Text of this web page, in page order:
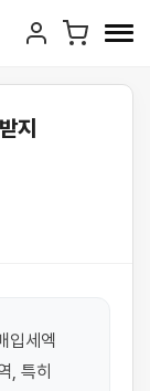
지
입세엑
, 특히